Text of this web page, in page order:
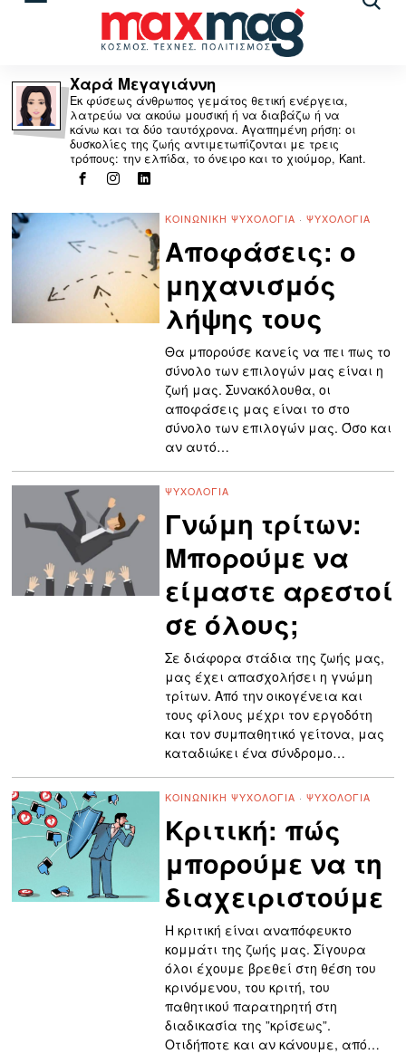
Χαρά Μεγαγιάννη
Εκ φύσεως άνθρωπος γεμάτος θετική ενέργεια,
λατρεύω να ακούω μουσική ή να διαβάζω ή να
κάνω και τα δύο ταυτόχρονα. Αγαπημένη ρήση: οι
δυσκολίες της ζωής αντιμετωπίζονται με τρεις
τρόπους: την ελπίδα, το όνειρο και το χιούμορ, Kant.
ΚΟΙΝΩΝΙΚΉ ΨΥΧΟΛΟΓΊΑ · ΨΥΧΟΛΟΓΊΑ
Αποφάσεις: ο
μηχανισμός
λήψης τους
Θα μπορούσε κανείς να πει πως το
σύνολο των επιλογών μας είναι η
ζωή μας. Συνακόλουθα, οι
αποφάσεις μας είναι το στο
σύνολο των επιλογών μας. Όσο και
αν αυτό…
ΨΥΧΟΛΟΓΊΑ
Γνώμη τρίτων:
Μπορούμε να
είμαστε αρεστοί
σε όλους;
Σε διάφορα στάδια της ζωής μας,
μας έχει απασχολήσει η γνώμη
τρίτων. Από την οικογένεια και
τους φίλους μέχρι τον εργοδότη
και τον συμπαθητικό γείτονα, μας
καταδιώκει ένα σύνδρομο…
ΚΟΙΝΩΝΙΚΉ ΨΥΧΟΛΟΓΊΑ · ΨΥΧΟΛΟΓΊΑ
Κριτική: πώς
μπορούμε να τη
διαχειριστούμε
Η κριτική είναι αναπόφευκτο
κομμάτι της ζωής μας. Σίγουρα
όλοι έχουμε βρεθεί στη θέση του
κρινόμενου, του κριτή, του
παθητικού παρατηρητή στη
διαδικασία της ”κρίσεως”.
Οτιδήποτε και αν κάνουμε, από…